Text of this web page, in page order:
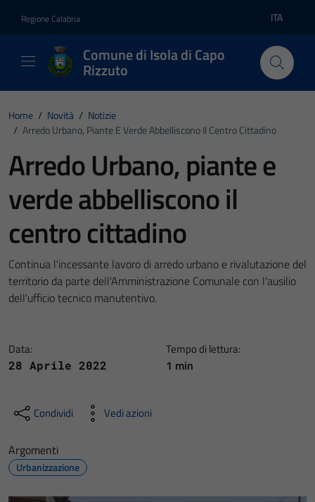
Regione Calabria Lingua
ITA
Comune di Isola di Capo
Rizzuto
Home / Novità / Notizie
/ Arredo Urbano, Piante E Verde Abbelliscono Il Centro Cittadino
Arredo Urbano, piante e
verde abbelliscono il
centro cittadino
Continua l'incessante lavoro di arredo urbano e rivalutazione del
territorio da parte dell'Amministrazione Comunale con l'ausilio
dell'ufficio tecnico manutentivo.
Data:
28 Aprile 2022
Tempo di lettura:
1 min
Condividi Vedi azioni
Argomenti
Urbanizzazione